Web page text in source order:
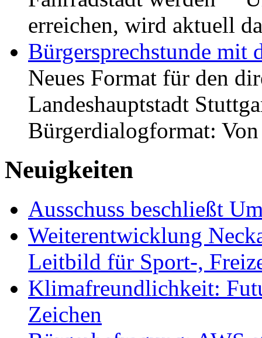
erreichen, wird aktuell
Bürgersprechstunde mit
Neues Format für den
Landeshauptstadt
Bürgerdialogformat:
Neuigkeiten
Ausschuss beschließt
Weiterentwicklung
Leitbild für Sport-,
Klimafreundlichkeit:
Zeichen